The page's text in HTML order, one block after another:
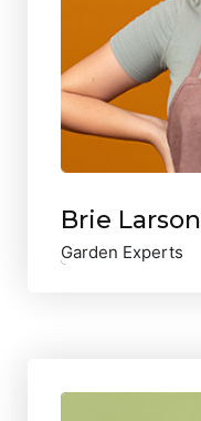
Brie Larson
Garden Experts